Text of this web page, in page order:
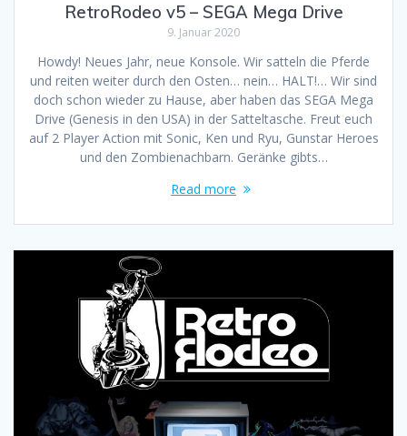
RetroRodeo v5 – SEGA Mega Drive
9. Januar 2020
Howdy! Neues Jahr, neue Konsole. Wir satteln die Pferde
und reiten weiter durch den Osten… nein… HALT!… Wir sind
doch schon wieder zu Hause, aber haben das SEGA Mega
Drive (Genesis in den USA) in der Satteltasche. Freut euch
auf 2 Player Action mit Sonic, Ken und Ryu, Gunstar Heroes
und den Zombienachbarn. Geränke gibts…
Read more